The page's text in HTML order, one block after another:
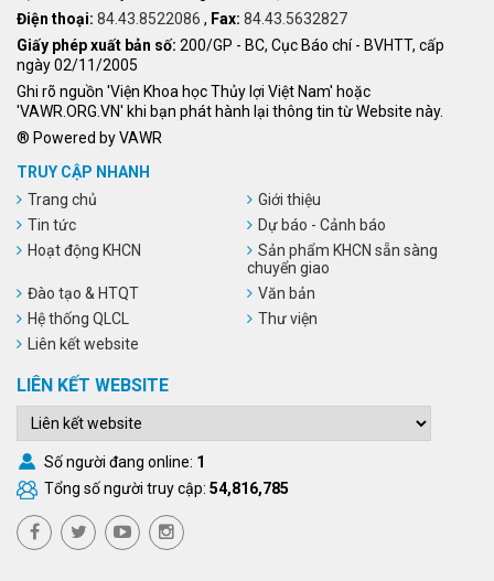
Điện thoại: 84.43.8522086 , Fax: 84.43.5632827
Giấy phép xuất bản số: 200/GP - BC, Cục Báo chí - BVHTT, cấp
ngày 02/11/2005
Ghi rõ nguồn 'Viện Khoa học Thủy lợi Việt Nam' hoặc
'VAWR.ORG.VN' khi bạn phát hành lại thông tin từ Website này.
® Powered by VAWR
TRUY CẬP NHANH
Trang chủ
Giới thiệu
Tin tức
Dự báo - Cảnh báo
Hoạt động KHCN
Sản phẩm KHCN sẵn sàng
chuyển giao
Đào tạo & HTQT
Văn bản
Hệ thống QLCL
Thư viện
Liên kết website
LIÊN KẾT WEBSITE
Số người đang online: 1
Tổng số người truy cập: 54,816,785